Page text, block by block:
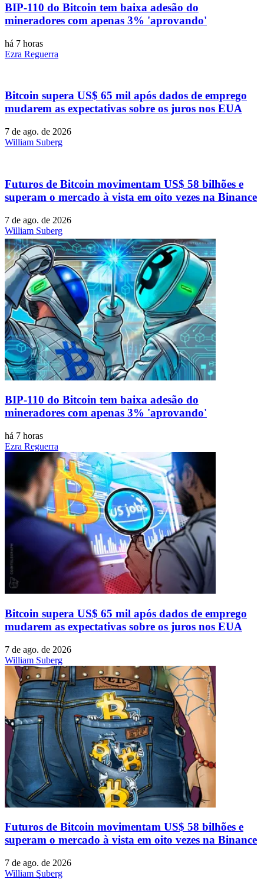
BIP-110 do Bitcoin tem baixa adesão do
mineradores com apenas 3% 'aprovando'
há 7 horas
Ezra Reguerra
Bitcoin supera US$ 65 mil após dados de emprego
mudarem as expectativas sobre os juros nos EUA
7 de ago. de 2026
William Suberg
Futuros de Bitcoin movimentam US$ 58 bilhões e
superam o mercado à vista em oito vezes na Binance
7 de ago. de 2026
William Suberg
BIP-110 do Bitcoin tem baixa adesão do
mineradores com apenas 3% 'aprovando'
há 7 horas
Ezra Reguerra
Bitcoin supera US$ 65 mil após dados de emprego
mudarem as expectativas sobre os juros nos EUA
7 de ago. de 2026
William Suberg
Futuros de Bitcoin movimentam US$ 58 bilhões e
superam o mercado à vista em oito vezes na Binance
7 de ago. de 2026
William Suberg